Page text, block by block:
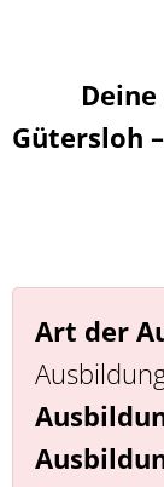
Gütersloh
Art der